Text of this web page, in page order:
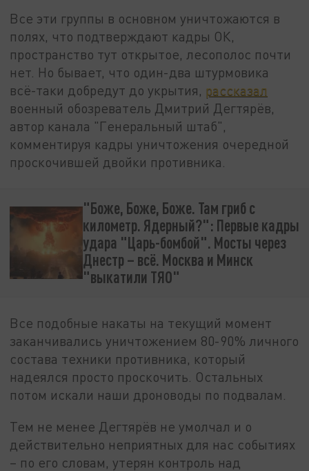
Все эти группы в основном уничтожаются в
полях, что подтверждают кадры ОК,
пространство тут открытое, лесополос почти
нет. Но бывает, что один-два штурмовика
всё-таки добредут до укрытия, рассказал
военный обозреватель Дмитрий Дегтярёв,
автор канала "Генеральный штаб",
комментируя кадры уничтожения очередной
проскочившей двойки противника.
"Боже, Боже, Боже. Там гриб с
километр. Ядерный?": Первые кадры
удара "Царь-бомбой". Мосты через
Днестр – всё. Москва и Минск
"выкатили ТЯО"
Все подобные накаты на текущий момент
заканчивались уничтожением 80-90% личного
состава техники противника, который
надеялся просто проскочить. Остальных
потом искали наши дроноводы по подвалам.
Тем не менее Дегтярёв не умолчал и о
действительно неприятных для нас событиях
– по его словам, утерян контроль над